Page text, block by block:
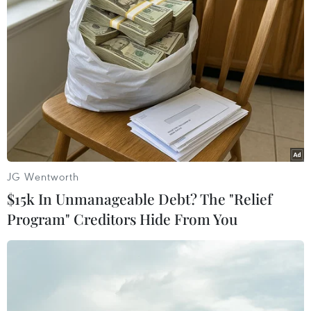
Bộ Y tế: Tăng cường sản
xuất, nhập khẩu thuốc
phòng, chống COVID-19
Trước tình hình dịch bệnh COVID-
19 còn tiềm ẩn những diễn biến
phức tạp, Cục Quản lý Dược đề
nghị các đơn vị sản xuất, kinh
doanh dược tăng cường nguồn
cung ứng thuốc, nguyên liệu làm
thuốc...
JG Wentworth
$15k In Unmanageable Debt? The "Relief
Program" Creditors Hide From You